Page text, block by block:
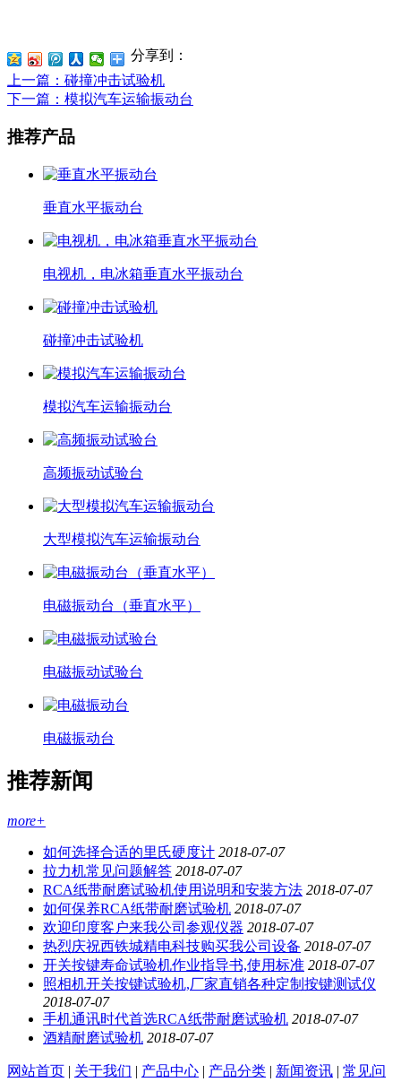
分享到：
上一篇 ：碰撞冲击试验机
下一篇 ：模拟汽车运输振动台
推荐产品
垂直水平振动台
电视机，电冰箱垂直水平振动台
碰撞冲击试验机
模拟汽车运输振动台
高频振动试验台
大型模拟汽车运输振动台
电磁振动台（垂直水平）
电磁振动试验台
电磁振动台
推荐新闻
more+
如何选择合适的里氏硬度计 2018-07-07
拉力机常见问题解答 2018-07-07
RCA纸带耐磨试验机使用说明和安装方法 2018-07-07
如何保养RCA纸带耐磨试验机 2018-07-07
欢迎印度客户来我公司参观仪器 2018-07-07
热烈庆祝西铁城精电科技购买我公司设备 2018-07-07
开关按键寿命试验机作业指导书,使用标准 2018-07-07
照相机开关按键试验机,厂家直销各种定制按键测试仪
2018-07-07
手机通讯时代首选RCA纸带耐磨试验机 2018-07-07
酒精耐磨试验机 2018-07-07
网站首页 | 关于我们 | 产品中心 | 产品分类 | 新闻资讯 | 常见问